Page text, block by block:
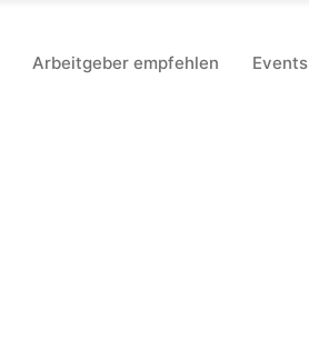
Arbeitgeber empfehlen Events